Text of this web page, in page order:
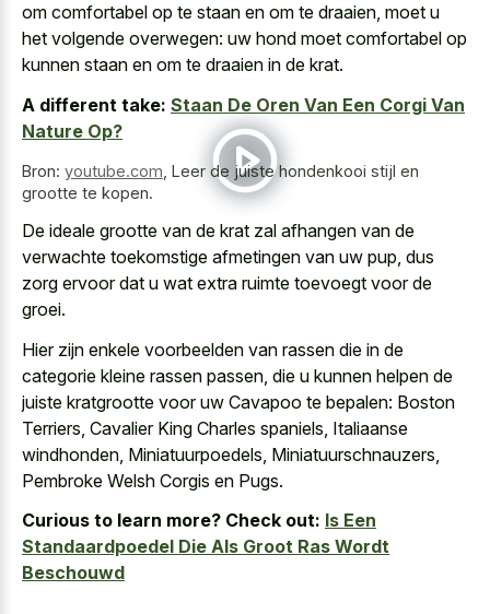
om comfortabel op te staan en om te draaien, moet u
het volgende overwegen: uw hond moet comfortabel op
kunnen staan en om te draaien in de krat.
A different take: Staan De Oren Van Een Corgi Van
Nature Op?
Bron: youtube.com Leer de juiste hondenkooi stijl en
grootte te kopen.
De ideale grootte van de krat zal afhangen van de
verwachte toekomstige afmetingen van uw pup, dus
zorg ervoor dat u wat extra ruimte toevoegt voor de
groei.
Hier zijn enkele voorbeelden van rassen die in de
categorie kleine rassen passen, die u kunnen helpen de
juiste kratgrootte voor uw Cavapoo te bepalen: Boston
Terriers, Cavalier King Charles spaniels, Italiaanse
windhonden, Miniatuurpoedels, Miniatuurschnauzers,
Pembroke Welsh Corgis en Pugs.
Curious to learn more? Check out: Is Een
Standaardpoedel Die Als Groot Ras Wordt
Beschouwd